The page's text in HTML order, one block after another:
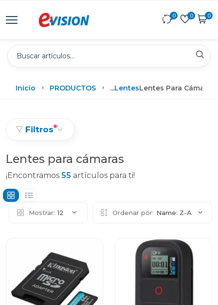
0 0 0
Inicio PRODUCTOS ...LentesLentes Para Cámaras
Filtros
Lentes para cámaras
¡Encontramos 55 artículos para ti!
Mostrar: 12 Ordenar por: Name: Z-A